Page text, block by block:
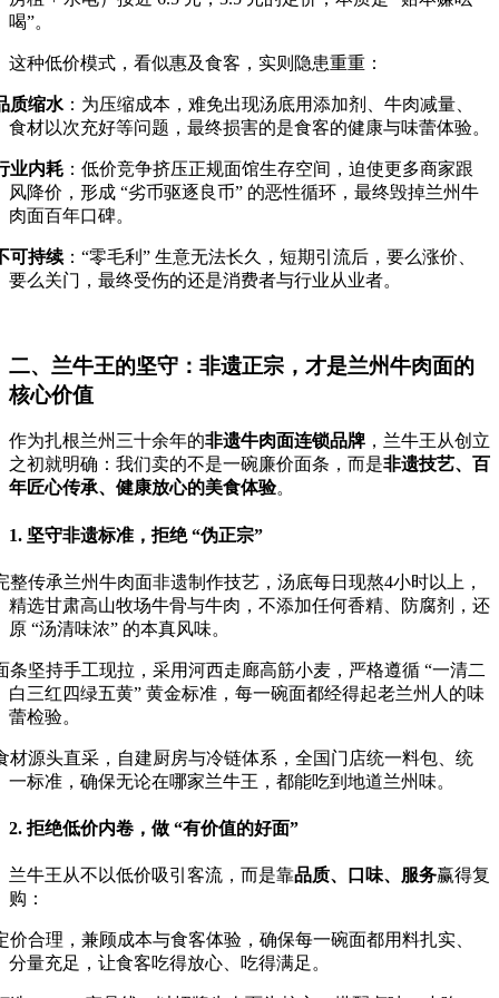
喝”。
这种低价模式，看似惠及食客，实则隐患重重：
质缩水 ：为压缩成本，难免出现汤底用添加剂、牛肉减量、
食材以次充好等问题，最终损害的是食客的健康与味蕾体验。
业内耗 ：低价竞争挤压正规面馆生存空间，迫使更多商家跟
风降价，形成 “劣币驱逐良币” 的恶性循环，最终毁掉兰州牛
肉面百年口碑。
可持续： “零毛利 ” 生意无法长久，短期引流后，要么涨价、
要么关门，最终受伤的还是消费者与行业从业者。
二、兰牛王的坚守：非遗正宗，才是兰州牛肉面的
核心价值
作为扎根兰州三十余年的非遗牛肉面连锁品牌 ，兰牛王从创立
之初就明确：我们卖的不是一碗廉价面条，而是非遗技艺、百
年匠心传承、健康放心的美食体验。
1. 坚守非遗标准，拒绝 “伪正宗”
整传承兰州牛肉面非遗制作技艺，汤底每日现熬4小时以上，
精选甘肃高山牧场牛骨与牛肉，不添加任何香精、防腐剂，还
原 “汤清味浓” 的本真风味。
条坚持手工现拉，采用河西走廊高筋小麦，严格遵循 “一清二
白三红四绿五黄” 黄金标准，每一碗面都经得起老兰州人的味
蕾检验。
材源头直采，自建厨房与冷链体系，全国门店统一料包、统
一标准，确保无论在哪家兰牛王，都能吃到地道兰州味。
2. 拒绝低价内卷，做 “有价值的好面”
兰牛王从不以低价吸引客流，而是靠品质、口味、服务赢得复
购：
价合理，兼顾成本与食客体验，确保每一碗面都用料扎实、
分量充足，让食客吃得放心、吃得满足。